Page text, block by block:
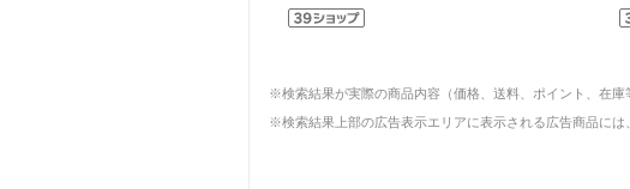
※検索結果が実際の商品内容（価格、送料、ポイント、在庫
※検索結果上部の広告表示エリアに表示される広告商品には